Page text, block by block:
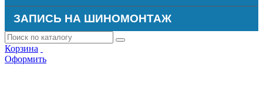
ЗАПИСЬ НА ШИНОМОНТАЖ
Корзина
Оформить